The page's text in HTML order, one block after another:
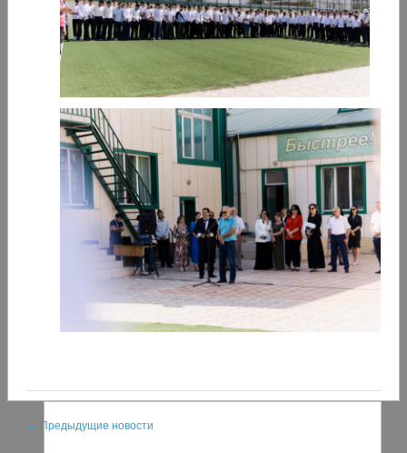
← Предыдущие новости